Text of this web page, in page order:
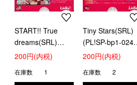
START!! True
dreams(SRL)
(PL!SP-bp1-023-
200円(内税)
在庫数 1
Tiny Stars(SRL)
(PL!SP-bp1-024-
SRL)
200円(内税)
在庫数 2